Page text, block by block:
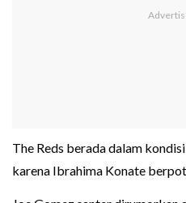
The Reds berada dalam
karena Ibrahima Konate